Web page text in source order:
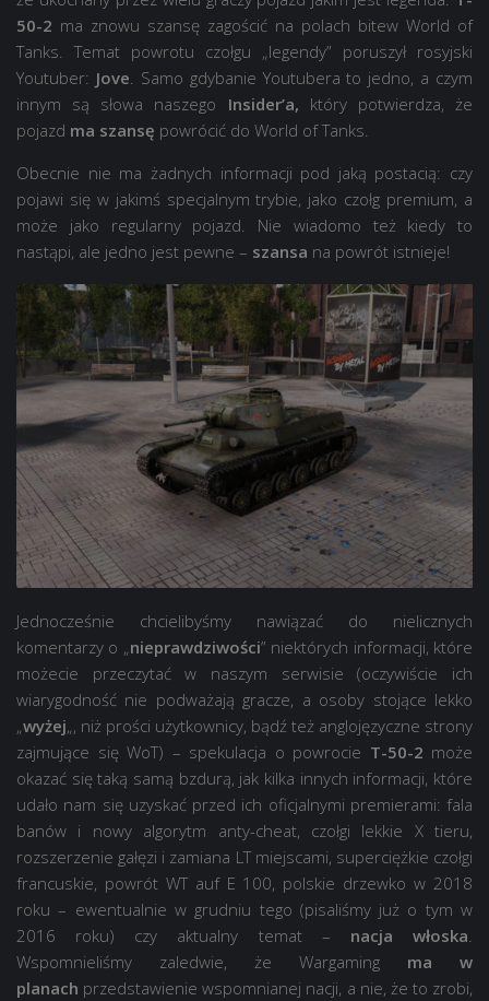
50-2 ma znowu szansę zagościć na polach bitew World of
Tanks. Temat powrotu czołgu „legendy” poruszył rosyjski
Youtuber: Jove. Samo gdybanie Youtubera to jedno, a czym
innym są słowa naszego Insider’a, który potwierdza, że
pojazd ma szansę powrócić do World of Tanks.
Obecnie nie ma żadnych informacji pod jaką postacią: czy
pojawi się w jakimś specjalnym trybie, jako czołg premium, a
może jako regularny pojazd. Nie wiadomo też kiedy to
nastąpi, ale jedno jest pewne – szansa na powrót istnieje!
Jednocześnie chcielibyśmy nawiązać do nielicznych
komentarzy o „nieprawdziwości” niektórych informacji, które
możecie przeczytać w naszym serwisie (oczywiście ich
wiarygodność nie podważają gracze, a osoby stojące lekko
„wyżej„, niż prości użytkownicy, bądź też anglojęzyczne strony
zajmujące się WoT) – spekulacja o powrocie T-50-2 może
okazać się taką samą bzdurą, jak kilka innych informacji, które
udało nam się uzyskać przed ich oficjalnymi premierami: fala
banów i nowy algorytm anty-cheat, czołgi lekkie X tieru,
rozszerzenie gałęzi i zamiana LT miejscami, superciężkie czołgi
francuskie, powrót WT auf E 100, polskie drzewko w 2018
roku – ewentualnie w grudniu tego (pisaliśmy już o tym w
2016 roku) czy aktualny temat – nacja włoska.
Wspomnieliśmy zaledwie, że Wargaming ma w
planach przedstawienie wspomnianej nacji, a nie, że to zrobi,